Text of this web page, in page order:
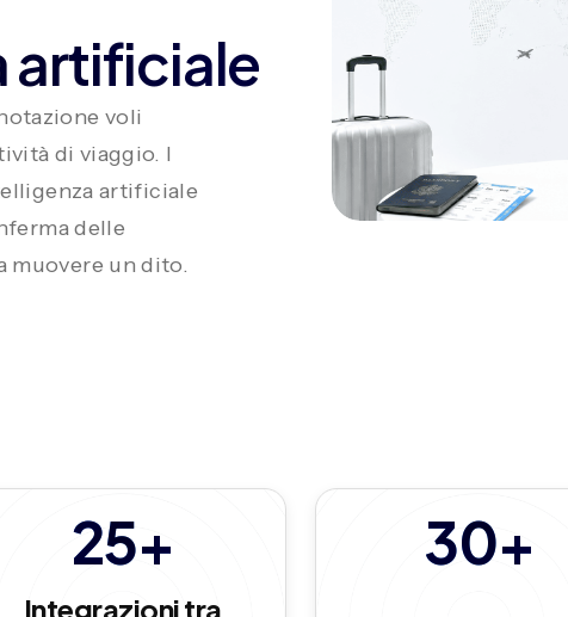
artificiale
voli
di viaggio. I
artificiale
delle
muovere un dito.
25+
Integrazioni tra
30+